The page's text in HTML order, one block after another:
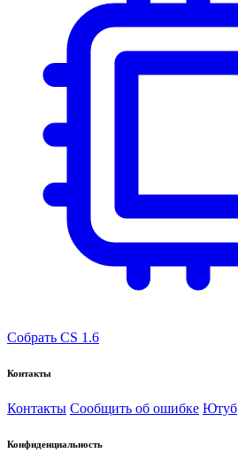
Собрать CS 1.6
Контакты
Контакты Сообщить об ошибке Ютуб
Конфиденциальность